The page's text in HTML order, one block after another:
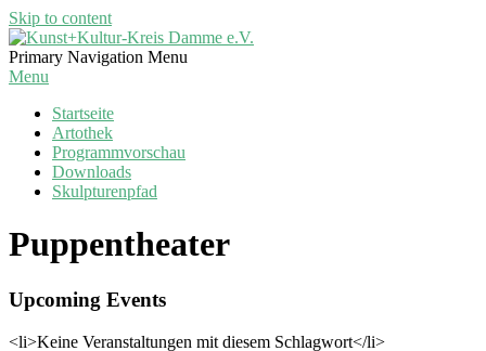
Skip to content
Kunst+Kultur-
Kreis
Primary Navigation Menu
Menu
Startseite
Artothek
Programmvorschau
Downloads
Skulpturenpfad
Puppentheater
Upcoming Events
<li>Keine Veranstaltungen mit diesem Schlagwort</li>